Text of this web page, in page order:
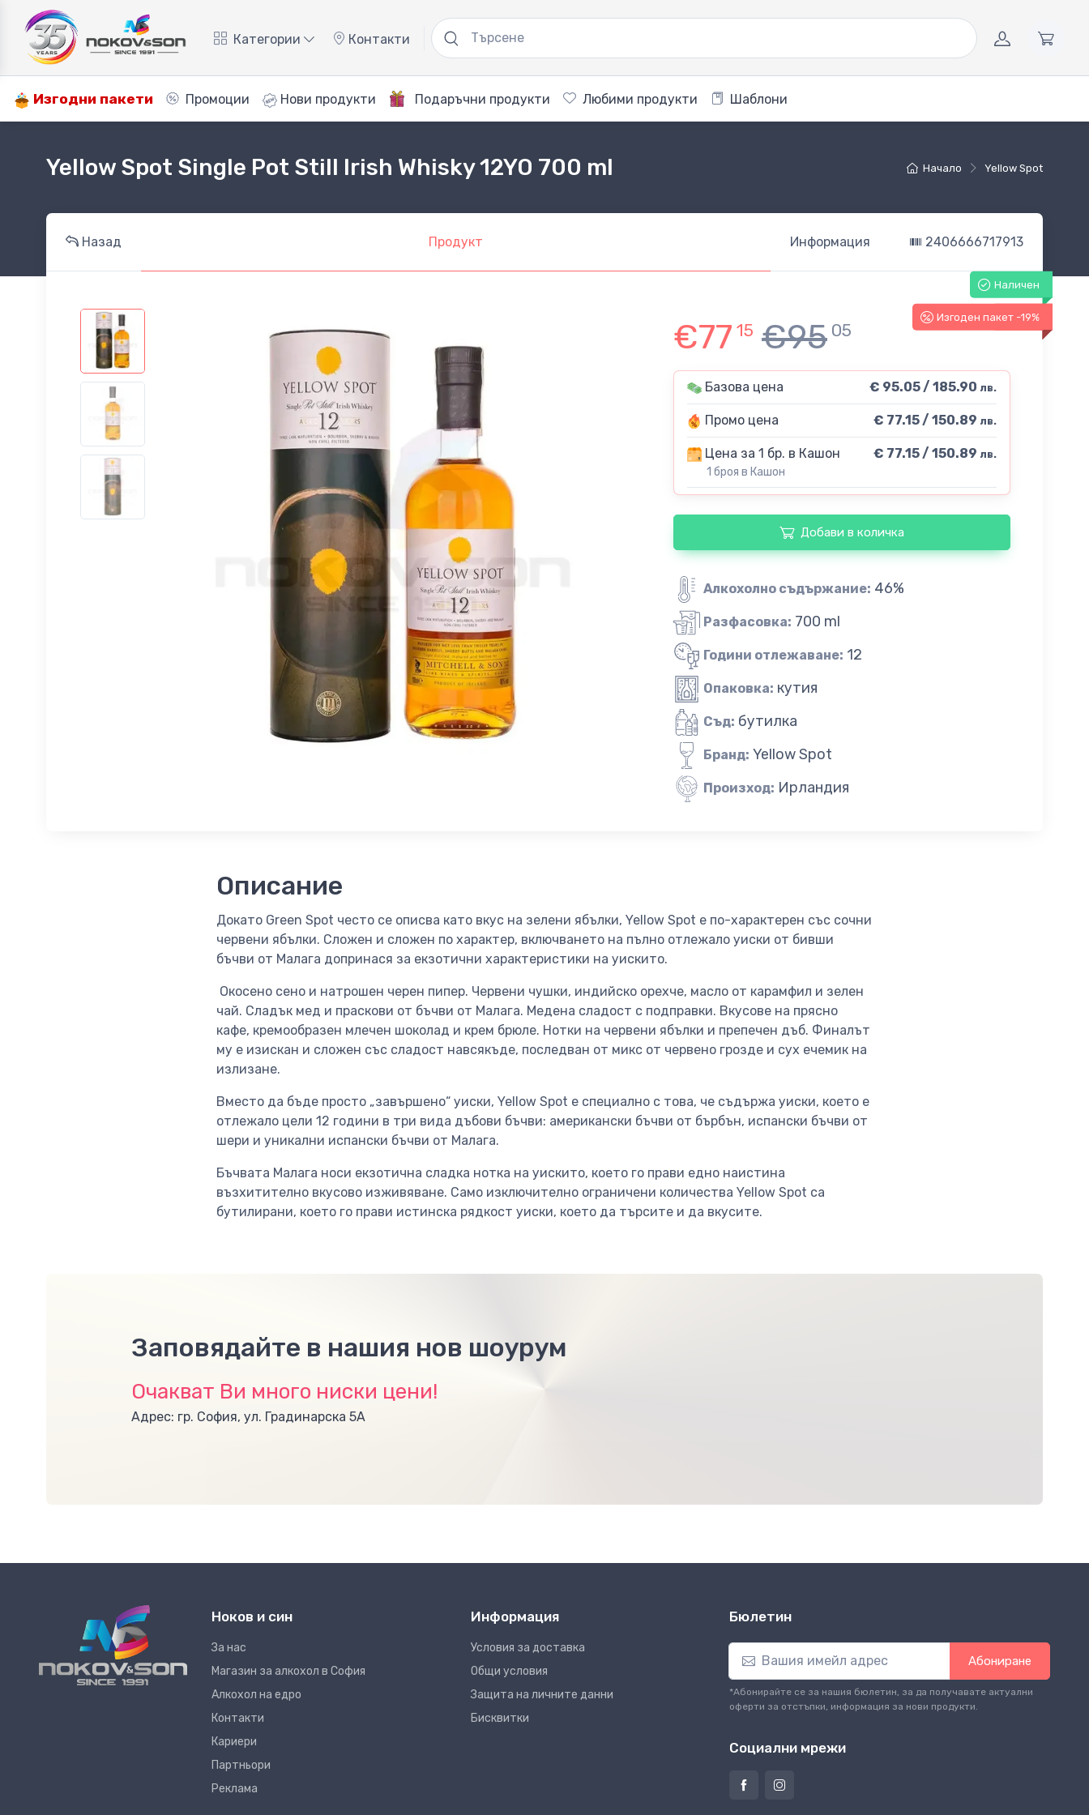
Категории Контакти
Изгодни пакети Промоции Нови продукти Подаръчни продукти Любими продукти Шаблони
Начало Yellow Spot
Yellow Spot Single Pot Still Irish Whisky 12YO 700 ml
Назад Продукт Информация 2406666717913
Наличен
-19%
Изгоден пакет -19%
€77 15 €95 05
Базова цена € 95.05 / 185.90 лв.
Промо цена € 77.15 / 150.89 лв.
Цена за 1 бр. в Кашон
1 броя в Кашон
€ 77.15 / 150.89 лв.
Добави в количка
Алкохолно съдържание: 46%
Разфасовка: 700 ml
Години отлежаване: 12
Опаковка: кутия
Съд: бутилка
Бранд: Yellow Spot
Произход: Ирландия
Описание
Докато Green Spot често се описва като вкус на зелени ябълки, Yellow Spot е по-характерен със сочни
червени ябълки. Сложен и сложен по характер, включването на пълно отлежало уиски от бивши
бъчви от Малага допринася за екзотични характеристики на уискито.
Окосено сено и натрошен черен пипер. Червени чушки, индийско орехче, масло от карамфил и зелен
чай. Сладък мед и праскови от бъчви от Малага. Медена сладост с подправки. Вкусове на прясно
кафе, кремообразен млечен шоколад и крем брюле. Нотки на червени ябълки и препечен дъб. Финалът
му е изискан и сложен със сладост навсякъде, последван от микс от червено грозде и сух ечемик на
излизане.
Вместо да бъде просто „завършено“ уиски, Yellow Spot е специално с това, че съдържа уиски, което е
отлежало цели 12 години в три вида дъбови бъчви: американски бъчви от бърбън, испански бъчви от
шери и уникални испански бъчви от Малага.
Бъчвата Малага носи екзотична сладка нотка на уискито, което го прави едно наистина
възхитително вкусово изживяване. Само изключително ограничени количества Yellow Spot са
бутилирани, което го прави истинска рядкост уиски, което да търсите и да вкусите.
Заповядайте в нашия нов шоурум
Очакват Ви много ниски цени!
Адрес: гр. София, ул. Градинарска 5А
Ноков и син
За нас
Магазин за алкохол в София
Алкохол на едро
Контакти
Кариери
Партньори
Реклама
Информация
Условия за доставка
Общи условия
Защита на личните данни
Бисквитки
Бюлетин
Абониране
*Абонирайте се за нашия бюлетин, за да получавате актуални
оферти за отстъпки, информация за нови продукти.
Социални мрежи